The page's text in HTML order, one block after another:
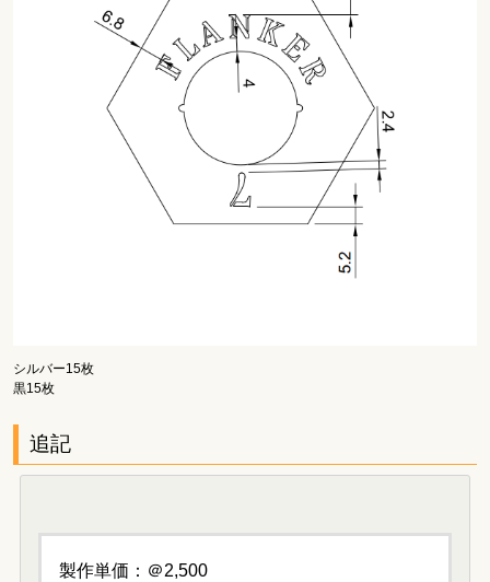
シルバー15枚
黒15枚
追記
製作単価：＠2,500